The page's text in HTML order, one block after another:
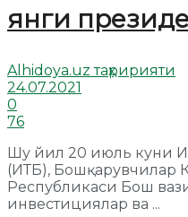
янги
Alhidoya.uz таҳририяти
24.07.2021
0
76
Шу йил 20 июль куни
(ИТБ), Бошқарувчилар
Республикаси Бош
инвестициялар ва ...